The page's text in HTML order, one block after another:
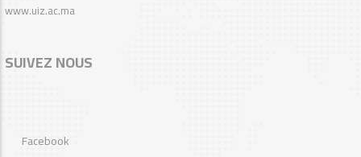
www.uiz.ac.ma
SUIVEZ NOUS
Facebook